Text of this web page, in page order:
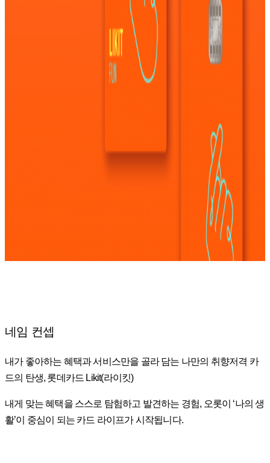
네임 컨셉
내가 좋아하는 혜택과 서비스만을 골라 담는 나만의 취향저격 카
드의 탄생, 롯데카드 Likit(라이킷)
내게 맞는 혜택을 스스로 탐험하고 발견하는 경험, 오롯이 ‘나의 생
활’이 중심이 되는 카드 라이프가 시작됩니다.